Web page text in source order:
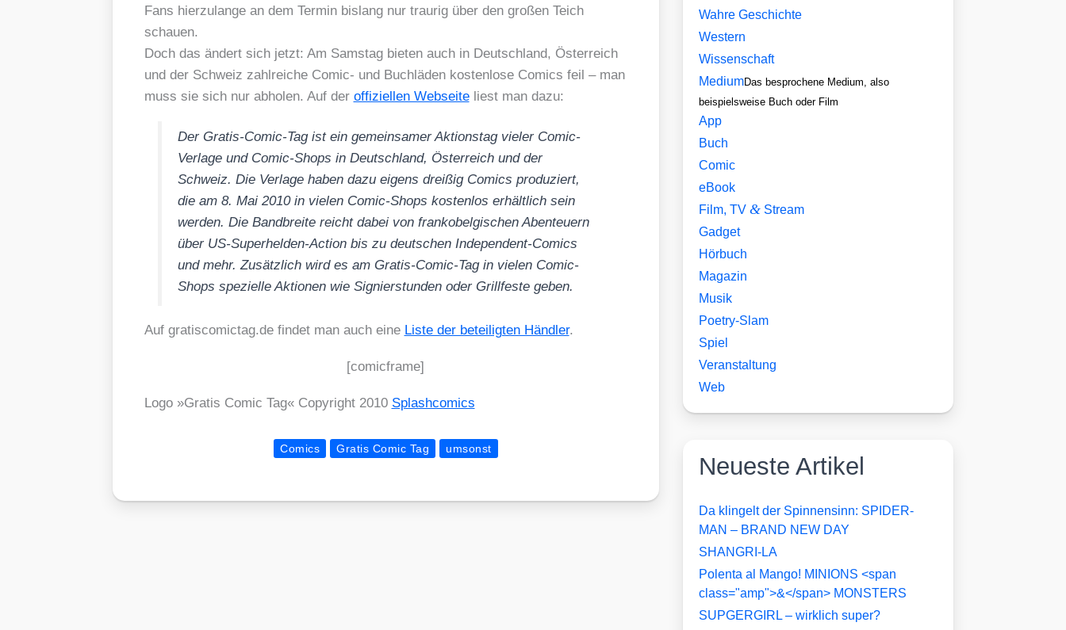
Fans hier­zu­lan­ge an dem Ter­min bis­lang nur trau­rig über den gro­ßen Teich
schau­en.
Doch das ändert sich jetzt: Am Sams­tag bie­ten auch in Deutsch­land, Öster­reich
und der Schweiz zahl­rei­che Comic- und Buch­lä­den kos­ten­lo­se Comics feil – man
muss sie sich nur abho­len. Auf der offi­zi­el­len Web­sei­teliest man dazu:
Der Gra­tis-Comic-Tag ist ein gemein­sa­mer Akti­ons­tag vie­ler Comic-
Ver­la­ge und Comic-Shops in Deutsch­land, Öster­reich und der
Schweiz. Die Ver­la­ge haben dazu eigens drei­ßig Comics pro­du­ziert,
die am 8. Mai 2010 in vie­len Comic-Shops kos­ten­los erhält­lich sein
wer­den. Die Band­brei­te reicht dabei von frank­o­bel­gi­schen Aben­teu­ern
über US-Super­hel­den-Action bis zu deut­schen Inde­pen­dent-Comics
und mehr. Zusätz­lich wird es am Gra­tis-Comic-Tag in vie­len Comic-
Shops spe­zi­el­le Aktio­nen wie Signier­stun­den oder Grill­fes­te geben.
Auf gra​tis​co​mic​tag​.de fin­det man auch eine Lis­te der betei­lig­ten Händ­ler.
[comic­frame]
Logo »Gra­tis Comic Tag« Copy­right 2010 Splash­co­mics
Comics Gratis Comic Tag umsonst
Wahre Geschichte
Western
Wissenschaft
MediumDas besprochene Medium, also
beispielsweise Buch oder Film
App
Buch
Comic
eBook
Film, TV& Stream
Gadget
Hörbuch
Magazin
Musik
Poetry-Slam
Spiel
Veranstaltung
Web
Neueste Artikel
Da klingelt der Spinnensinn: SPIDER-
MAN – BRAND NEW DAY
SHANGRI-LA
Polenta al Mango! MINIONS <span
class="amp">&</span> MONSTERS
SUPGERGIRL – wirklich super?